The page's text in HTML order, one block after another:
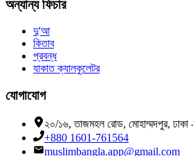
অন্যান্য ফিচার
দু'আ
কিতাব
প্রবন্ধ
যাকাত ক্যালকুলেটর
যোগাযোগ
২০/১৬, তাজমহল রোড, মোহাম্মদপুর, ঢাকা
+880 1601-761564
muslimbangla.app@gmail.com